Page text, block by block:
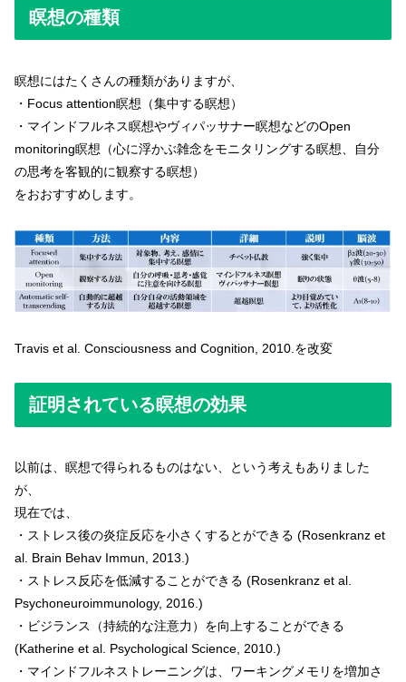
瞑想の種類
瞑想にはたくさんの種類がありますが、
・Focus attention瞑想（集中する瞑想）
・マインドフルネス瞑想やヴィパッサナー瞑想などのOpen
monitoring瞑想（心に浮かぶ雑念をモニタリングする瞑想、自分
の思考を客観的に観察する瞑想）
をおおすすめします。
Travis et al. Consciousness and Cognition, 2010.を改変
証明されている瞑想の効果
以前は、瞑想で得られるものはない、という考えもありました
が、
現在では、
・ストレス後の炎症反応を小さくするとができる (Rosenkranz et
al. Brain Behav Immun, 2013.)
・ストレス反応を低減することができる (Rosenkranz et al.
Psychoneuroimmunology, 2016.)
・ビジランス（持続的な注意力）を向上することができる
(Katherine et al. Psychological Science, 2010.)
・マインドフルネストレーニングは、ワーキングメモリを増加さ